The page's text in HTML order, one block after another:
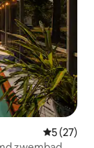
5 (27)